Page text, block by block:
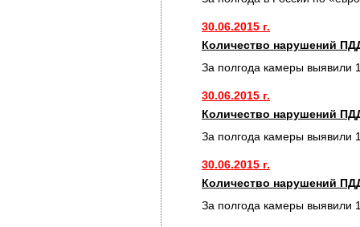
30.06.2015 г.
Количество нарушений
За полгода камеры
30.06.2015 г.
Количество нарушений
За полгода камеры
30.06.2015 г.
Количество нарушений
За полгода камеры